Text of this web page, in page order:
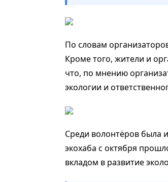
По словам
Кроме того, жители и
что, по мнению
экологии и
Среди волонтёров была
экохаба с октября
вкладом в развитие